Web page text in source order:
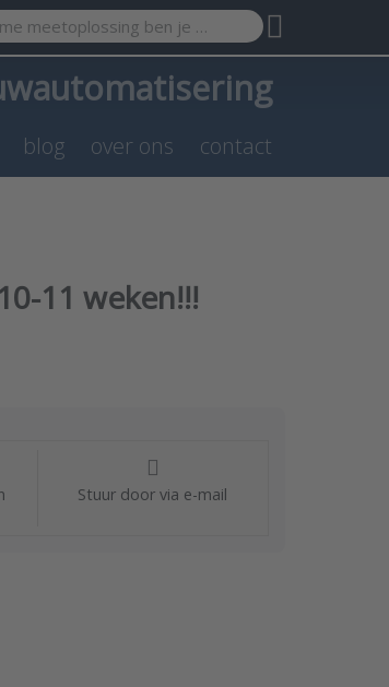
will appear automatically as you type.
blog over ons contact
11 weken!!!
Stuur door via e-mail